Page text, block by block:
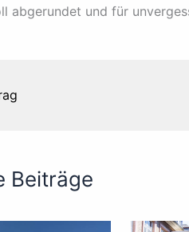
abgerundet und für
Beiträge